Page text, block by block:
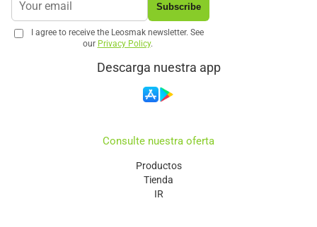
Subscribe
I agree to receive the Leosmak newsletter. See
our Privacy Policy.
Descarga nuestra app
Consulte nuestra oferta
Productos
Tienda
IR